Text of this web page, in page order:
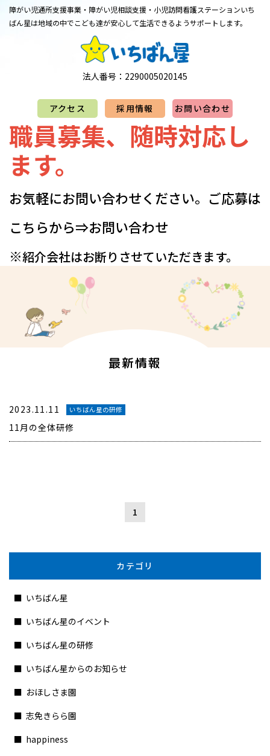
障がい児通所支援事業・障がい児相談支援・小児訪問看護ステーション​​​​​​​いち
ばん星は地域の中でこども達が安心して生活できるようサポートします。
法人番号：2290005020145
アクセス 採用情報 お問い合わせ
職員募集、随時対応し
ます。
お気軽にお問い合わせください。​​​​​​​​​ご応募は
こちらから⇒お問い合わせ
※紹介会社はお断りさせていただきます。
最新情報
2023.11.11 いちばん星の研修
11月の全体研修
1
カテゴリ
いちばん星
いちばん星のイベント
いちばん星の研修
いちばん星からのお知らせ
おほしさま園
志免きらら園
happiness